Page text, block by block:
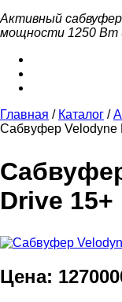
Активный
мощности 1250 Вт
Главная / Каталог /
Сабвуфер Velodyne
Drive 15+
Цена: